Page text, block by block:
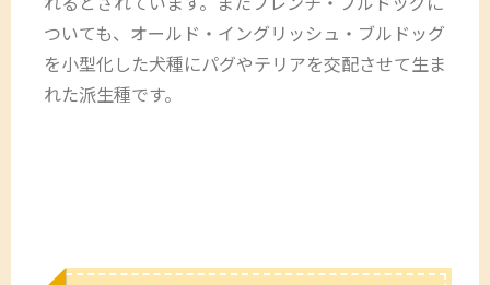
ついても、オールド・イングリッシュ・ブルドッグ
を小型化した犬種にパグやテリアを交配させて生ま
れた派生種です。